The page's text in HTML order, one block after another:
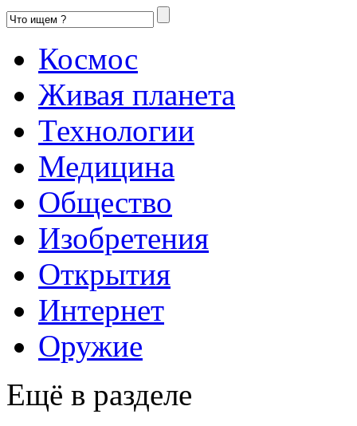
Космос
Живая планета
Технологии
Медицина
Общество
Изобретения
Открытия
Интернет
Оружие
Ещё в разделе